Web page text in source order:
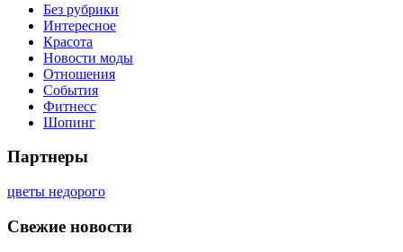
Без рубрики
Интересное
Красота
Новости моды
Отношения
События
Фитнесс
Шопинг
Партнеры
цветы недорого
Свежие новости